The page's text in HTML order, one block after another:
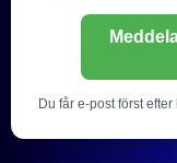
Du får e-post först